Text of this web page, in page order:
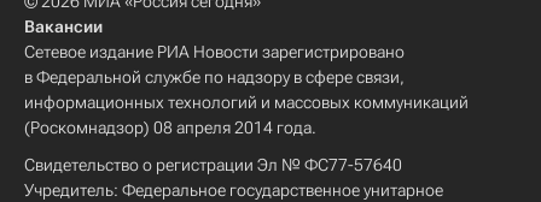
Вакансии
Сетевое издание РИА Новости зарегистрировано
в Федеральной службе по надзору в сфере связи,
информационных технологий и массовых коммуникаций
(Роскомнадзор) 08 апреля 2014 года.
Свидетельство о регистрации Эл № ФС77-57640
Учредитель: Федеральное государственное унитарное